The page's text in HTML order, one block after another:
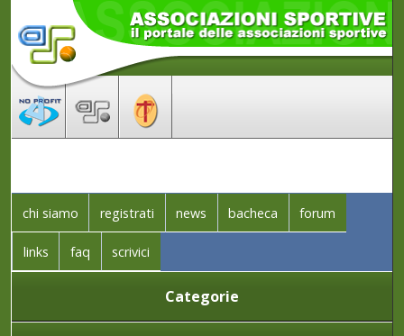
chi siamo registrati news bacheca forum
links faq scrivici
Categorie